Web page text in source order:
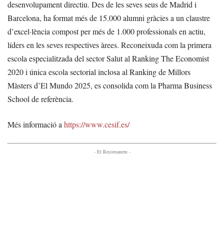
desenvolupament directiu. Des de les seves seus de Madrid i
Barcelona, ha format més de 15.000 alumni gràcies a un claustre
d’excel·lència compost per més de 1.000 professionals en actiu,
líders en les seves respectives àrees. Reconeixuda com la primera
escola especialitzada del sector Salut al Ranking The Economist
2020 i única escola sectorial inclosa al Ranking de Millors
Màsters d’El Mundo 2025, es consolida com la Pharma Business
School de referència.
Més informació a https://www.cesif.es/
- Et Recomanem -